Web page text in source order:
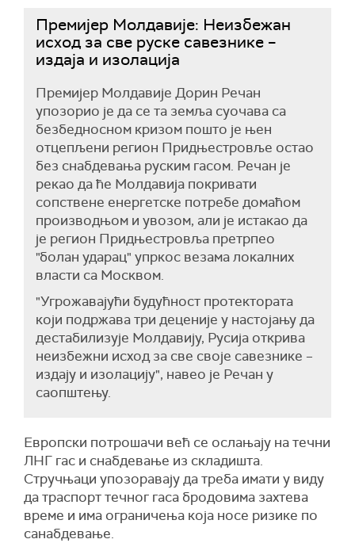
Премијер Молдавије: Неизбежан
исход за све руске савезнике –
издаја и изолација
Премијер Молдавије Дорин Речан
упозорио је да се та земља суочава са
безбедносном кризом пошто је њен
отцепљени регион Придњестровље остао
без снабдевања руским гасом. Речан је
рекао да ће Молдавија покривати
сопствене енергетске потребе домаћом
производњом и увозом, али је истакао да
је регион Придњестровља претрпео
"болан ударац" упркос везама локалних
власти са Москвом.
"Угрожавајући будућност протектората
који подржава три деценије у настојању да
дестабилизује Молдавију, Русија открива
неизбежни исход за све своје савезнике –
издају и изолацију", навео је Речан у
саопштењу.
Европски потрошачи већ се ослањају на течни
ЛНГ гас и снабдевање из складишта.
Стручњаци упозоравају да треба имати у виду
да траспорт течног гаса бродовима захтева
време и има ограничења која носе ризике по
санабдевање.